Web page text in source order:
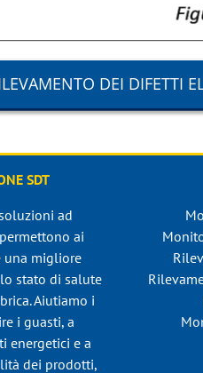
DEI DIFETTI
SDT
ad
ai
una migliore
stato di salute
Aiutiamo i
i guasti, a
energetici e a
dei prodotti,